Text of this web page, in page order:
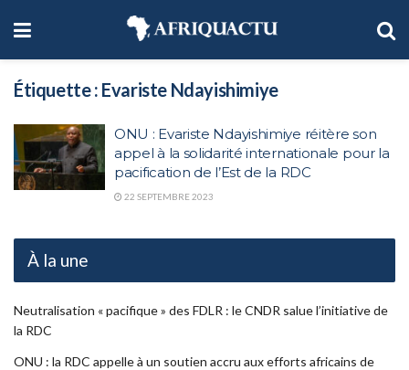
Étiquette : Evariste Ndayishimiye
ONU : Evariste Ndayishimiye réitère son
appel à la solidarité internationale pour la
pacification de l’Est de la RDC
22 SEPTEMBRE 2023
À la une
Neutralisation « pacifique » des FDLR : le CNDR salue l’initiative de
la RDC
ONU : la RDC appelle à un soutien accru aux efforts africains de